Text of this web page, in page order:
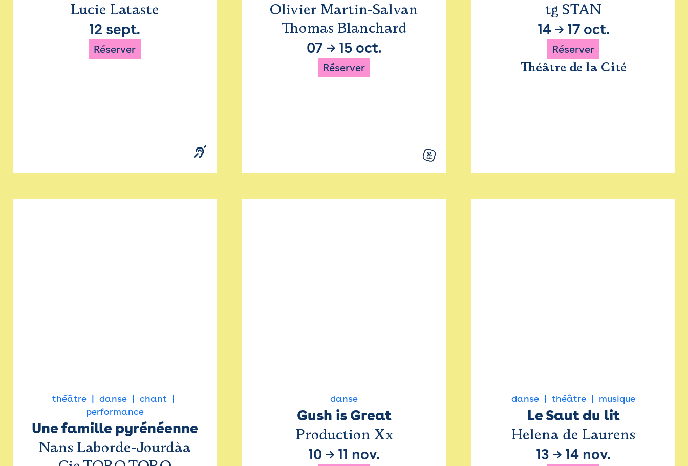
Lucie Lataste
12 sept.
Réserver
Olivier Martin-Salvan
Thomas Blanchard
07 → 15 oct.
Réserver
tg STAN
14→ 17 oct.
Réserver
Théâtre de la Cité
théâtre danse
chant
performance
Une famille pyrénéenne
Nans Laborde-Jourdàa
danse
Gush is Great
Production Xx
10 → 11 nov.
danse théâtre musique
Le Saut du lit
Helena de Laurens
13 → 14 nov.